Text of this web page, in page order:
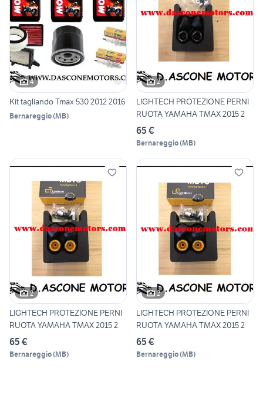
4
Kit tagliando Tmax 530 2012 2016
Bernareggio(MB)
2
LIGHTECH PROTEZIONE PERNI
RUOTA YAMAHA TMAX 2015 2
65 €
Bernareggio(MB)
2
LIGHTECH PROTEZIONE PERNI
RUOTA YAMAHA TMAX 2015 2
65 €
Bernareggio(MB)
2
LIGHTECH PROTEZIONE PERNI
RUOTA YAMAHA TMAX 2015 2
65 €
Bernareggio(MB)